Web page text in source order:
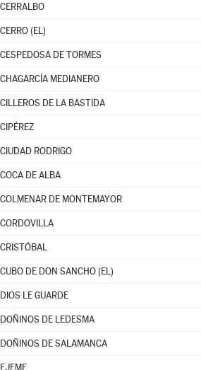
CERRALBO
CERRO (EL)
CESPEDOSA DE TORMES
CHAGARCÍA MEDIANERO
CILLEROS DE LA BASTIDA
CIPÉREZ
CIUDAD RODRIGO
COCA DE ALBA
COLMENAR DE MONTEMAYOR
CORDOVILLA
CRISTÓBAL
CUBO DE DON SANCHO (EL)
DIOS LE GUARDE
DOÑINOS DE LEDESMA
DOÑINOS DE SALAMANCA
EJEME